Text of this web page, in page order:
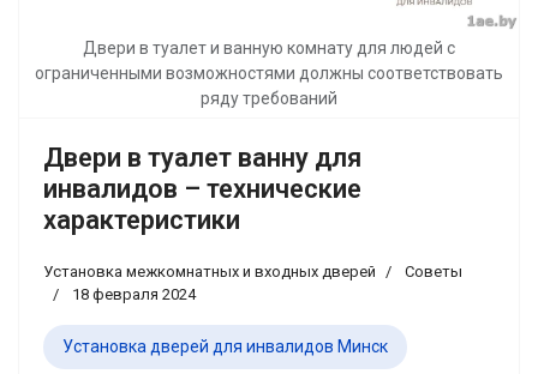
Двери в туалет и ванную комнату для людей с
ограниченными возможностями должны соответствовать
ряду требований
Двери в туалет ванну для
инвалидов – технические
характеристики
Установка межкомнатных и входных дверей
Советы
18 февраля 2024
Установка дверей для инвалидов Минск